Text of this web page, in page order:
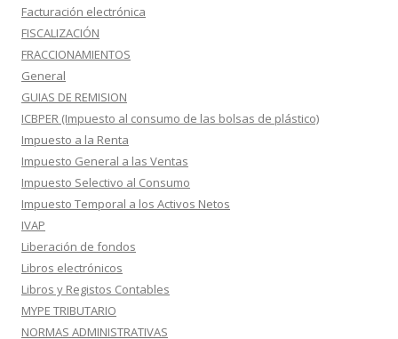
Facturación electrónica
FISCALIZACIÓN
FRACCIONAMIENTOS
General
GUIAS DE REMISION
ICBPER (Impuesto al consumo de las bolsas de plástico)
Impuesto a la Renta
Impuesto General a las Ventas
Impuesto Selectivo al Consumo
Impuesto Temporal a los Activos Netos
IVAP
Liberación de fondos
Libros electrónicos
Libros y Registos Contables
MYPE TRIBUTARIO
NORMAS ADMINISTRATIVAS